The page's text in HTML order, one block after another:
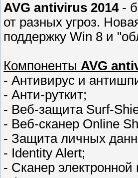
AVG antivirus 2014-
от разных угроз.
поддержку Win 8 и
Компоненты AVG
- Антивирус и
- Анти-руткит;
- Веб-защита Surf-
- Веб-сканер Online
- Защита личных
- Identity Alert;
- Сканер электронной